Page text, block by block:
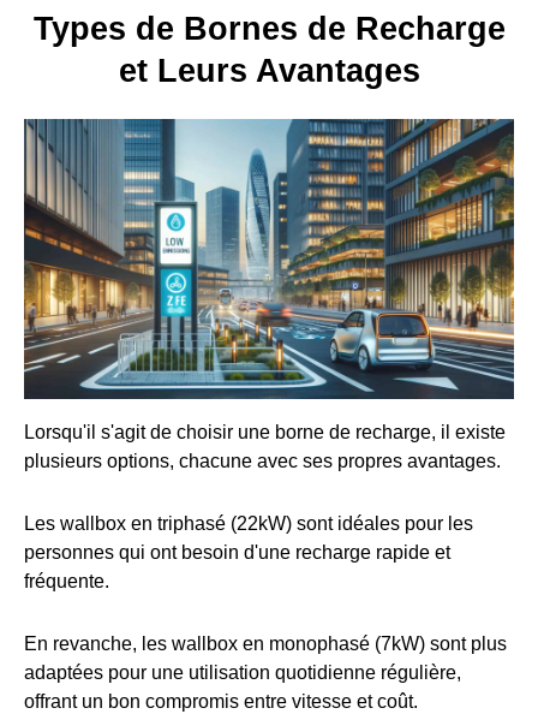
Types de Bornes de Recharge
et Leurs Avantages
Lorsqu'il s'agit de choisir une borne de recharge, il existe
plusieurs options, chacune avec ses propres avantages.
Les wallbox en triphasé (22kW) sont idéales pour les
personnes qui ont besoin d'une recharge rapide et
fréquente.
En revanche, les wallbox en monophasé (7kW) sont plus
adaptées pour une utilisation quotidienne régulière,
offrant un bon compromis entre vitesse et coût.